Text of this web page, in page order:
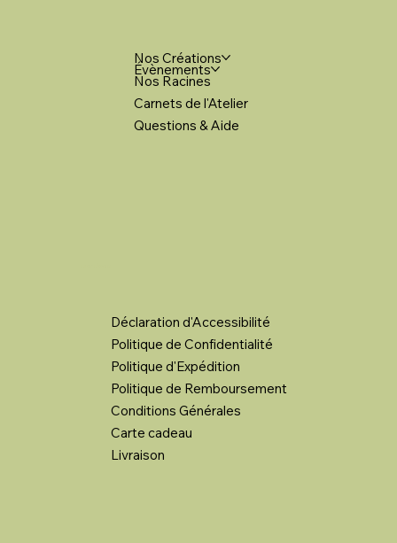
Déclaration d'Accessibilité
Politique de Confidentialité
Politique d'Expédition
Politique de Remboursement
Conditions Générales
Carte cadeau
Livraison
Nos Créations
Évènements
Nos Racines
Carnets de l'Atelier
Questions & Aide